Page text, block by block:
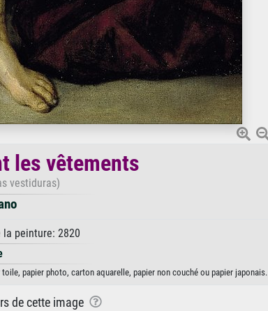
les vêtements
vestiduras)
peinture: 2820
papier photo, carton aquarelle, papier non couché ou papier japonais.
de cette image